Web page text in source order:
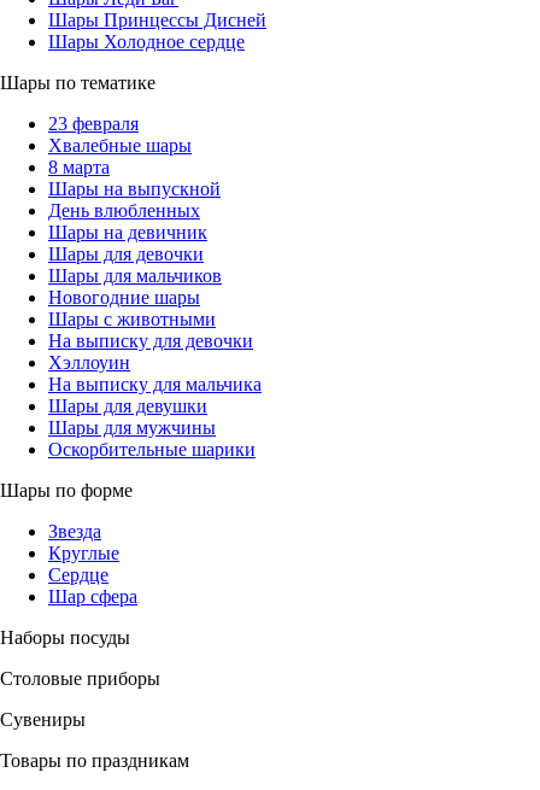
Шары Принцессы Дисней
Шары Холодное сердце
Шары по тематике
23 февраля
Хвалебные шары
8 марта
Шары на выпускной
День влюбленных
Шары на девичник
Шары для девочки
Шары для мальчиков
Новогодние шары
Шары с животными
На выписку для девочки
Хэллоуин
На выписку для мальчика
Шары для девушки
Шары для мужчины
Оскорбительные шарики
Шары по форме
Звезда
Круглые
Сердце
Шар сфера
Наборы посуды
Столовые приборы
Сувениры
Товары по праздникам